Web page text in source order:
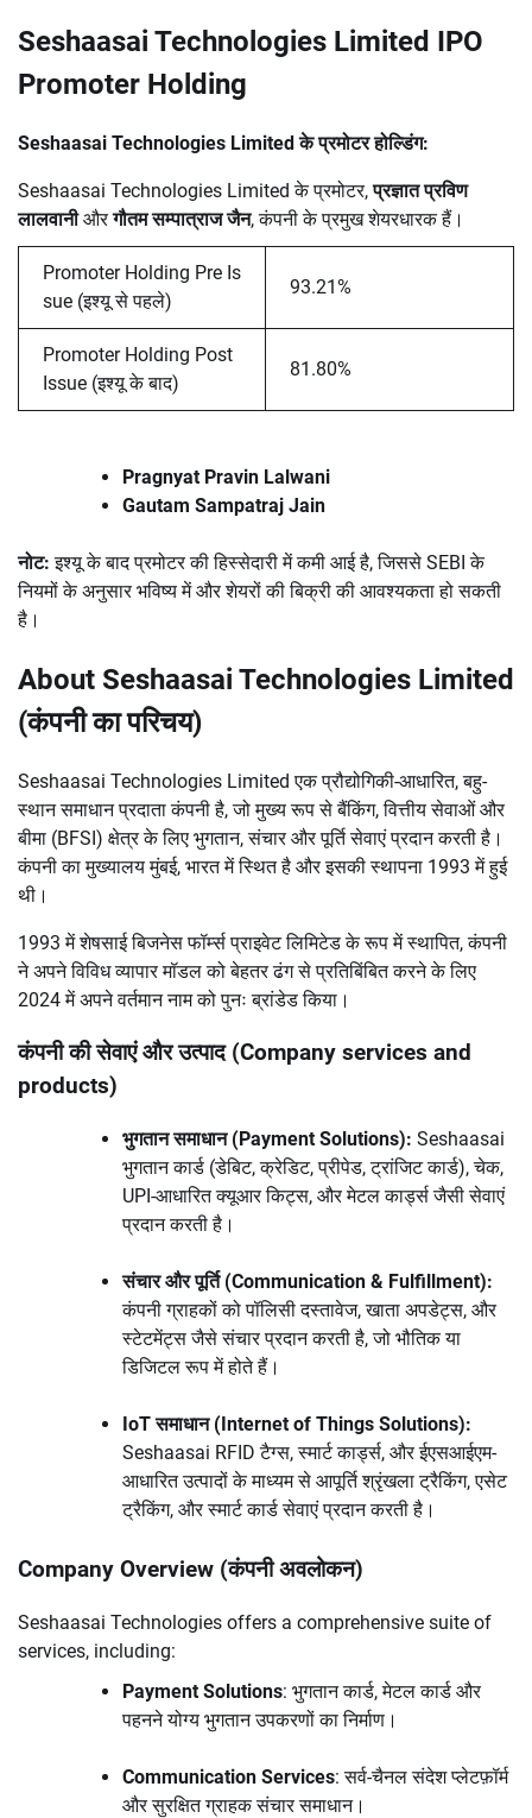
Seshaasai Technologies Limited IPO
Promoter Holding
Seshaasai Technologies Limited के प्रमोटर होल्डिंग:
Seshaasai Technologies Limited के प्रमोटर,प्रज्ञात प्रविण
लालवानीऔरगौतम सम्पात्राज जैन, कंपनी के प्रमुख शेयरधारक हैं।
Promoter Holding Pre Is
sue (इश्यू से पहले)
93.21%
Promoter Holding Post
Issue (इश्यू के बाद)
81.80%
Pragnyat Pravin Lalwani
Gautam Sampatraj Jain
नोट: इश्यू के बाद प्रमोटर की हिस्सेदारी में कमी आई है, जिससे SEBI के
नियमों के अनुसार भविष्य में और शेयरों की बिक्री की आवश्यकता हो सकती
है।
About Seshaasai Technologies Limited
(कंपनी का परिचय)
Seshaasai Technologies Limited एक प्रौद्योगिकी-आधारित, बहु-
स्थान समाधान प्रदाता कंपनी है, जो मुख्य रूप से बैंकिंग, वित्तीय सेवाओं और
बीमा (BFSI) क्षेत्र के लिए भुगतान, संचार और पूर्ति सेवाएं प्रदान करती है।
कंपनी का मुख्यालय मुंबई, भारत में स्थित है और इसकी स्थापना 1993 में हुई
थी।
1993 में शेषसाई बिजनेस फॉर्म्स प्राइवेट लिमिटेड के रूप में स्थापित, कंपनी
ने अपने विविध व्यापार मॉडल को बेहतर ढंग से प्रतिबिंबित करने के लिए
2024 में अपने वर्तमान नाम को पुनः ब्रांडेड किया।
कंपनी की सेवाएं और उत्पाद (Company services and
products)
भुगतान समाधान (Payment Solutions): Seshaasai
भुगतान कार्ड (डेबिट, क्रेडिट, प्रीपेड, ट्रांजिट कार्ड), चेक,
UPI-आधारित क्यूआर किट्स, और मेटल कार्ड्स जैसी सेवाएं
प्रदान करती है।
संचार और पूर्ति (Communication & Fulfillment):
कंपनी ग्राहकों को पॉलिसी दस्तावेज, खाता अपडेट्स, और
स्टेटमेंट्स जैसे संचार प्रदान करती है, जो भौतिक या
डिजिटल रूप में होते हैं।
IoT समाधान (Internet of Things Solutions):
Seshaasai RFID टैग्स, स्मार्ट कार्ड्स, और ईएसआईएम-
आधारित उत्पादों के माध्यम से आपूर्ति श्रृंखला ट्रैकिंग, एसेट
ट्रैकिंग, और स्मार्ट कार्ड सेवाएं प्रदान करती है।
Company Overview (कंपनी अवलोकन)
Seshaasai Technologies offers a comprehensive suite of
services, including:
Payment Solutions: भुगतान कार्ड, मेटल कार्ड और
पहनने योग्य भुगतान उपकरणों का निर्माण।
Communication Services: सर्व-चैनल संदेश प्लेटफ़ॉर्म
और सुरक्षित ग्राहक संचार समाधान।